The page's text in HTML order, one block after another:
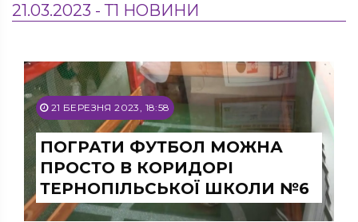
21.03.2023 - Т1 НОВИНИ
21 БЕРЕЗНЯ 2023, 18:58
ПОГРАТИ ФУТБОЛ МОЖНА
ПРОСТО В КОРИДОРІ
ТЕРНОПІЛЬСЬКОЇ ШКОЛИ №6